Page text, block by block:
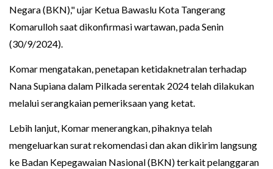
Negara (BKN)," ujar Ketua Bawaslu Kota Tangerang
Komarulloh saat dikonfirmasi wartawan, pada Senin
(30/9/2024).
Komar mengatakan, penetapan ketidaknetralan terhadap
Nana Supiana dalam Pilkada serentak 2024 telah dilakukan
melalui serangkaian pemeriksaan yang ketat.
Lebih lanjut, Komar menerangkan, pihaknya telah
mengeluarkan surat rekomendasi dan akan dikirim langsung
ke Badan Kepegawaian Nasional (BKN) terkait pelanggaran